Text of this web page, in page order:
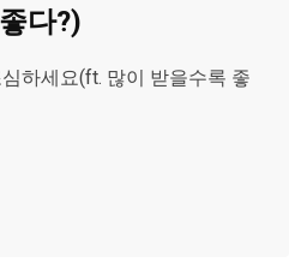
다?)
하세요(ft. 많이 받을수록 좋